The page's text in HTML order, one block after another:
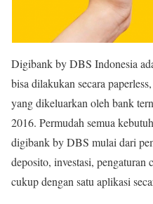
Digibank by DBS Indonesia
bisa dilakukan secara
yang dikeluarkan oleh bank
2016. Permudah semua
digibank by DBS mulai dari
deposito, investasi,
cukup dengan satu aplikasi